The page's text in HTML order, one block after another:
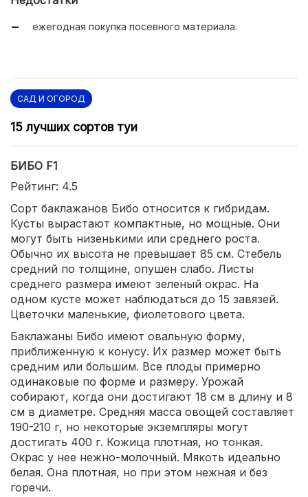
ежегодная покупка посевного материала.
САД И ОГОРОД
15 лучших сортов туи
БИБО F1
Рейтинг: 4.5
Сорт баклажанов Бибо относится к гибридам.
Кусты вырастают компактные, но мощные. Они
могут быть низенькими или среднего роста.
Обычно их высота не превышает 85 см. Стебель
средний по толщине, опушен слабо. Листы
среднего размера имеют зеленый окрас. На
одном кусте может наблюдаться до 15 завязей.
Цветочки маленькие, фиолетового цвета.
Баклажаны Бибо имеют овальную форму,
приближенную к конусу. Их размер может быть
средним или большим. Все плоды примерно
одинаковые по форме и размеру. Урожай
собирают, когда они достигают 18 см в длину и 8
см в диаметре. Средняя масса овощей составляет
190-210 г, но некоторые экземпляры могут
достигать 400 г. Кожица плотная, но тонкая.
Окрас у нее нежно-молочный. Мякоть идеально
белая. Она плотная, но при этом нежная и без
горечи.